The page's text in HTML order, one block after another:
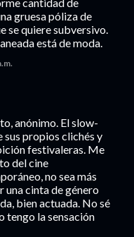
gruesa póliza de
se quiere subversivo.
está de moda.
anónimo. El slow-
sus propios clichés y
festivaleras. Me
del cine
no sea más
una cinta de género
bien actuada. No sé
tengo la sensación